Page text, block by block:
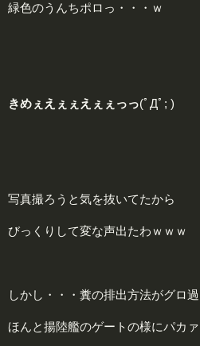
緑色のうんちポロっ・・・ｗ
きめぇえぇぇえぇぇっっ(ﾟДﾟ; )
写真撮ろうと気を抜いてたから
びっくりして変な声出たわｗｗｗ
しかし・・・糞の排出方法がグロ過
ほんと揚陸艦のゲートの様にパカ